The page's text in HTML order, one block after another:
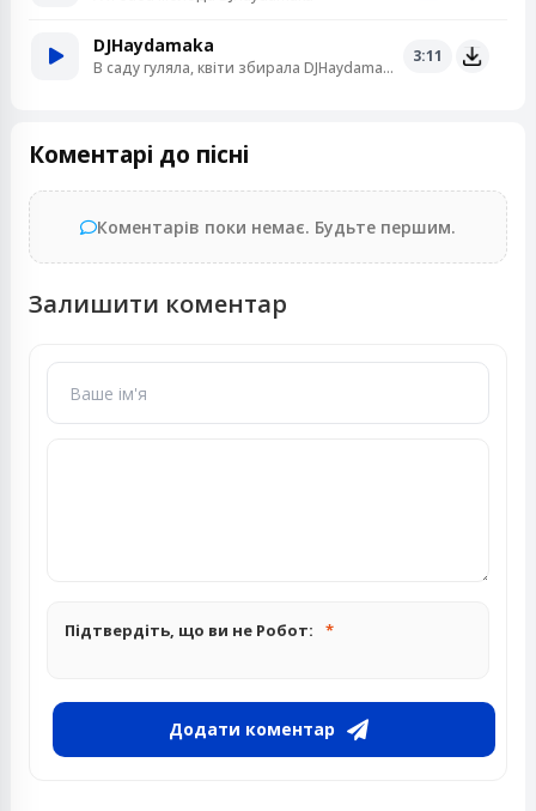
DJHaydamaka
В саду гуляла, квіти збирала DJHaydamaka
3:11
Коментарі до пісні
Коментарів поки немає. Будьте першим.
Залишити коментар
Підтвердіть, що ви не Робот:
Додати коментар